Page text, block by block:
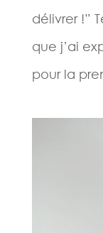
délivrer !”
que j’ai
pour la